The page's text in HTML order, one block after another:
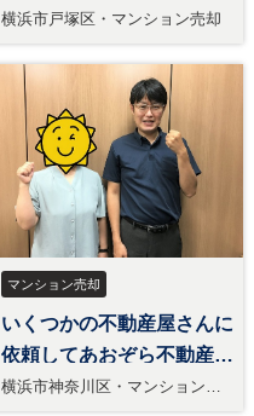
た。
横浜市戸塚区・マンション売却
マンション売却
いくつかの不動産屋さんに
依頼してあおぞら不動産で
売却できた。
横浜市神奈川区・マンション売